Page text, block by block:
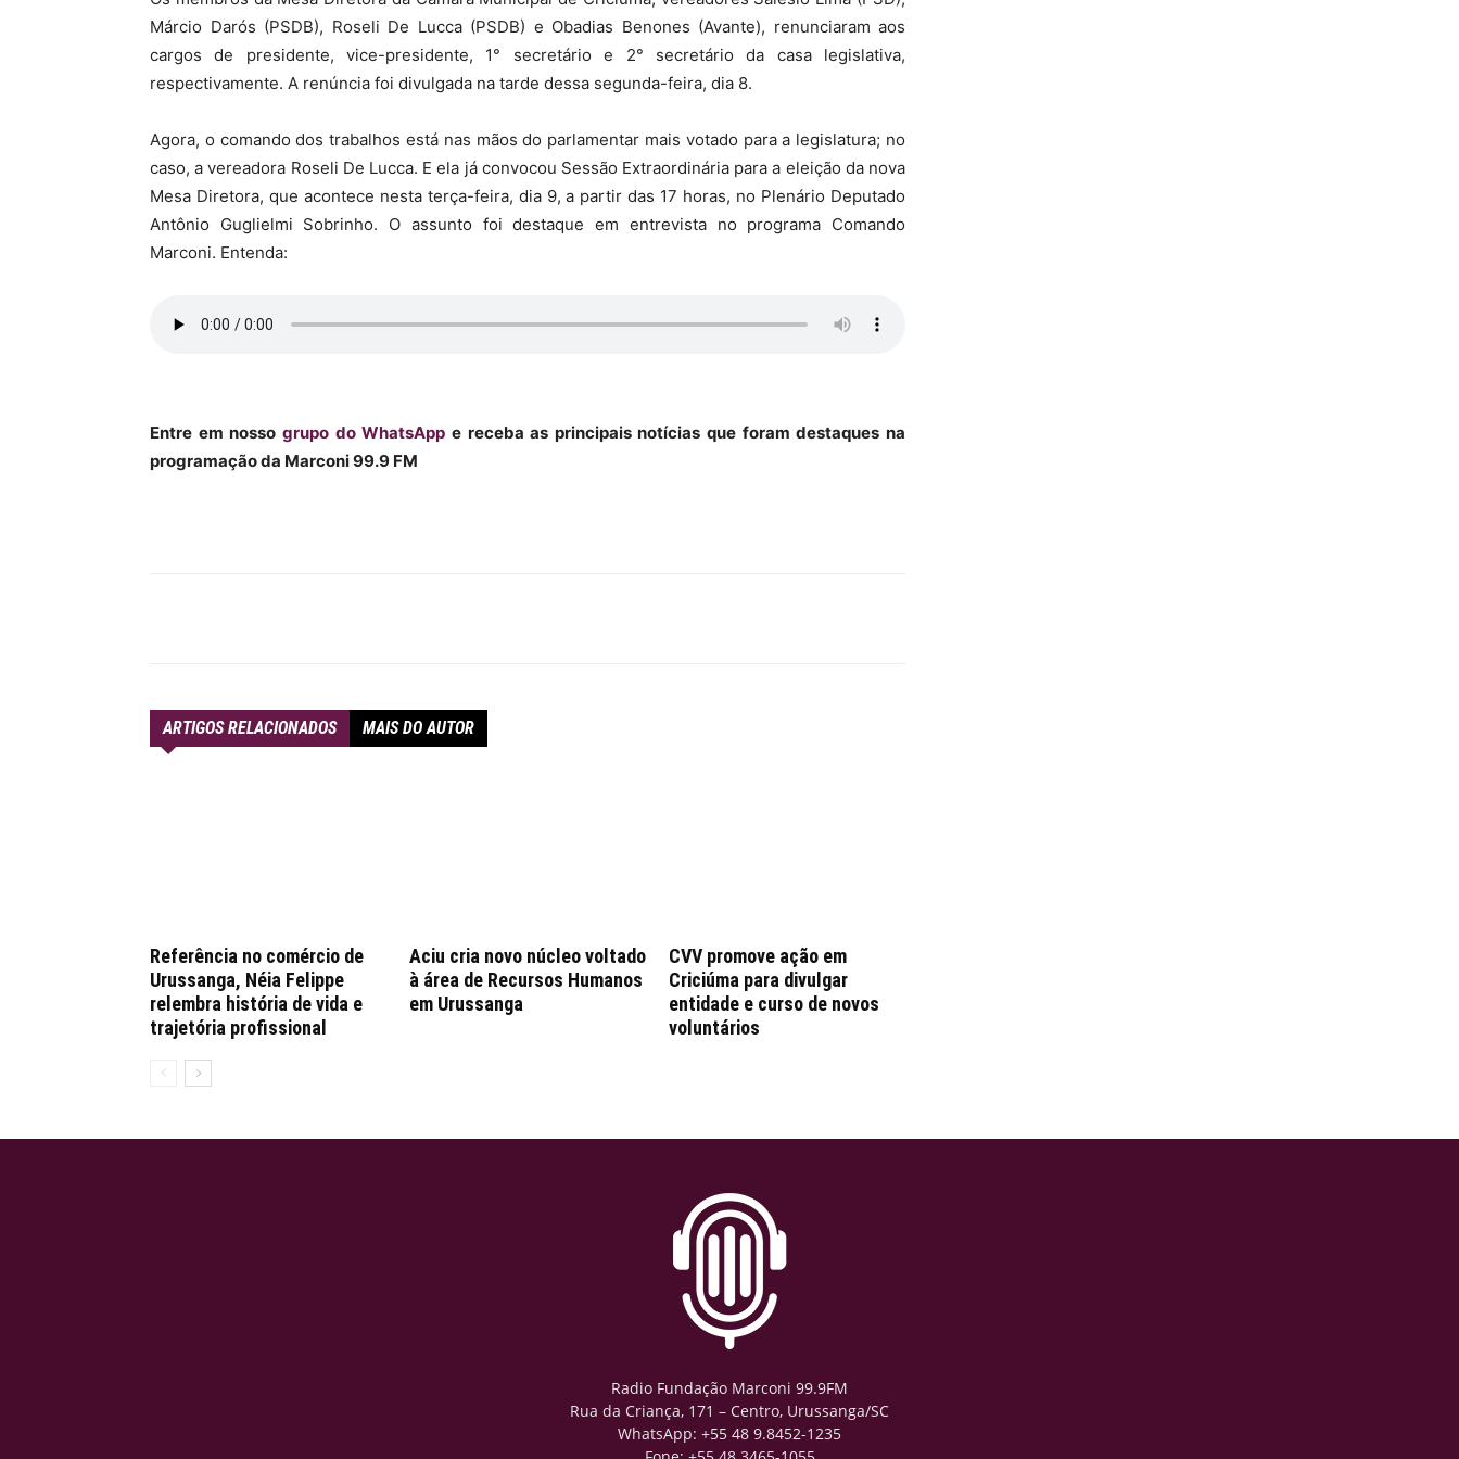
MHZ
Márcio Darós (PSDB), Roseli De Lucca (PSDB) e Obadias Benones (Avante), renunciaram aos
cargos de presidente, vice-presidente, 1° secretário e 2° secretário da casa legislativa,
respectivamente. A renúncia foi divulgada na tarde dessa segunda-feira, dia 8.
Agora, o comando dos trabalhos está nas mãos do parlamentar mais votado para a legislatura; no
caso, a vereadora Roseli De Lucca. E ela já convocou Sessão Extraordinária para a eleição da nova
Mesa Diretora, que acontece nesta terça-feira, dia 9, a partir das 17 horas, no Plenário Deputado
Antônio Guglielmi Sobrinho. O assunto foi destaque em entrevista no programa Comando
Marconi. Entenda:
Entre em nosso grupo do WhatsApp e receba as principais notícias que foram destaques na
programação da Marconi 99.9 FM
ARTIGOS RELACIONADOS MAIS DO AUTOR
Referência no comércio de
Urussanga, Néia Felippe
relembra história de vida e
trajetória profissional
Aciu cria novo núcleo voltado
à área de Recursos Humanos
em Urussanga
CVV promove ação em
Criciúma para divulgar
entidade e curso de novos
voluntários
Radio Fundação Marconi 99.9FM
Rua da Criança, 171 – Centro, Urussanga/SC
WhatsApp: +55 48 9.8452-1235